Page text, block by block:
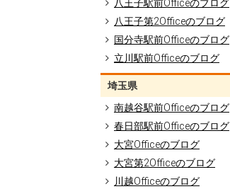
八王子駅前Officeのブログ
八王子第2Officeのブログ
国分寺駅前Officeのブログ
立川駅前Officeのブログ
埼玉県
南越谷駅前Officeのブログ
春日部駅前Officeのブログ
大宮Officeのブログ
大宮第2Officeのブログ
川越Officeのブログ